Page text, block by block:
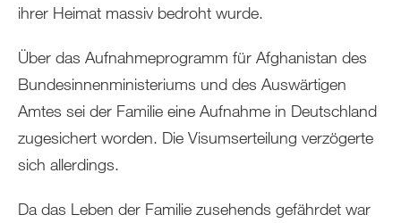
ihrer Heimat massiv bedroht wurde.
Über das Aufnahmeprogramm für Afghanistan des
Bundesinnenministeriums und des Auswärtigen
Amtes sei der Familie eine Aufnahme in Deutschland
zugesichert worden. Die Visumserteilung verzögerte
sich allerdings.
Da das Leben der Familie zusehends gefährdet war